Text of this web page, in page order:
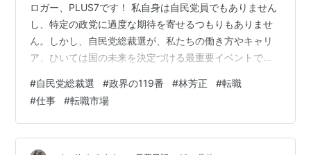
ロガー、PLUS7です！ 私自身は自民党員でもありません
し、特定の政党に過度な期待を寄せるつもりもありませ
ん。しかし、自民党総裁選が、私たちの働き方やキャリ
ア、ひいては国の未来を決定づける最重要イベントであ
日の投開票に向け、サラリーマンである私たちも含め、
国民の注目は日に日に高まっています。 今回、有力候補
と目されるのは、小泉進次郎農相（44）、高市早苗・前
経済安保担当相（64）、そして「政界の119番」の異名
#自民党総裁選 #政界の119番 #林芳正 #転職
#仕事 #転職市場